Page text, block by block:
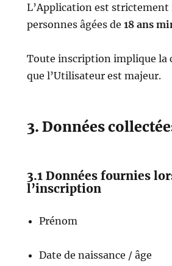
L’Application est strictement
personnes âgées de18 ans
Toute inscription implique la
que l’Utilisateur est majeur.
3. Données
3.1 Données fournies
l’inscription
Prénom
Date de naissance / âge